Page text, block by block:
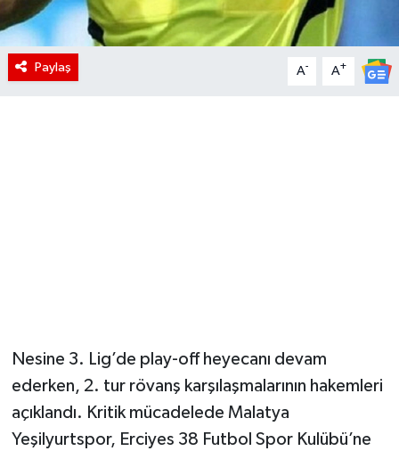
Paylaş A- A+
Nesine 3. Lig’de play-off heyecanı devam
ederken, 2. tur rövanş karşılaşmalarının hakemleri
açıklandı. Kritik mücadelede Malatya
Yeşilyurtspor, Erciyes 38 Futbol Spor Kulübü’ne